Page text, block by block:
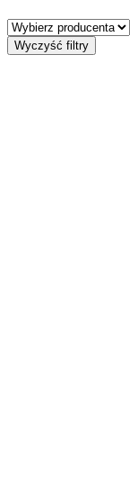
Wyczyść filtry